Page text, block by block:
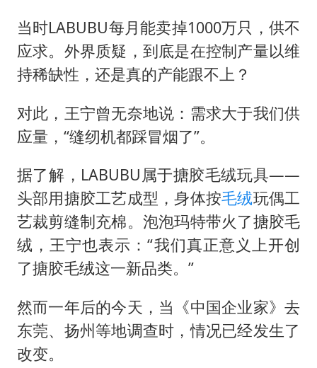
当时LABUBU每月能卖掉1000万只，供不
应求。外界质疑，到底是在控制产量以维
持稀缺性，还是真的产能跟不上？
对此，王宁曾无奈地说：需求大于我们供
应量，“缝纫机都踩冒烟了”。
据了解，LABUBU属于搪胶毛绒玩具——
头部用搪胶工艺成型，身体按毛绒玩偶工
艺裁剪缝制充棉。泡泡玛特带火了搪胶毛
绒，王宁也表示：“我们真正意义上开创
了搪胶毛绒这一新品类。”
然而一年后的今天，当《中国企业家》去
东莞、扬州等地调查时，情况已经发生了
改变。